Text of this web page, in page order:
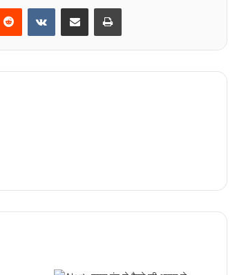
Reddit VKontakteShare via Email Print